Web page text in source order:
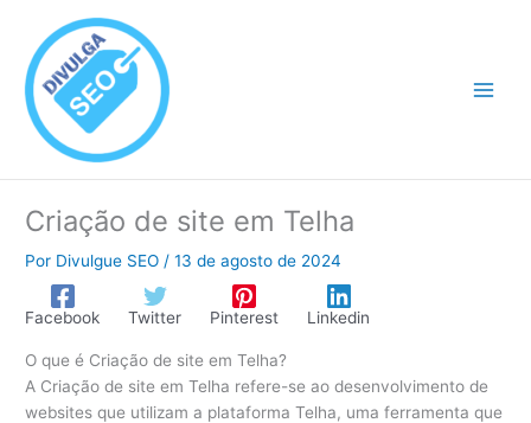
conteúdo
Criação de site em Telha
Por Divulgue SEO /13 de agosto de 2024
Facebook Twitter Pinterest Linkedin
O que é Criação de site em Telha?
A Criação de site em Telha refere-se ao desenvolvimento de
websites que utilizam a plataforma Telha, uma ferramenta que